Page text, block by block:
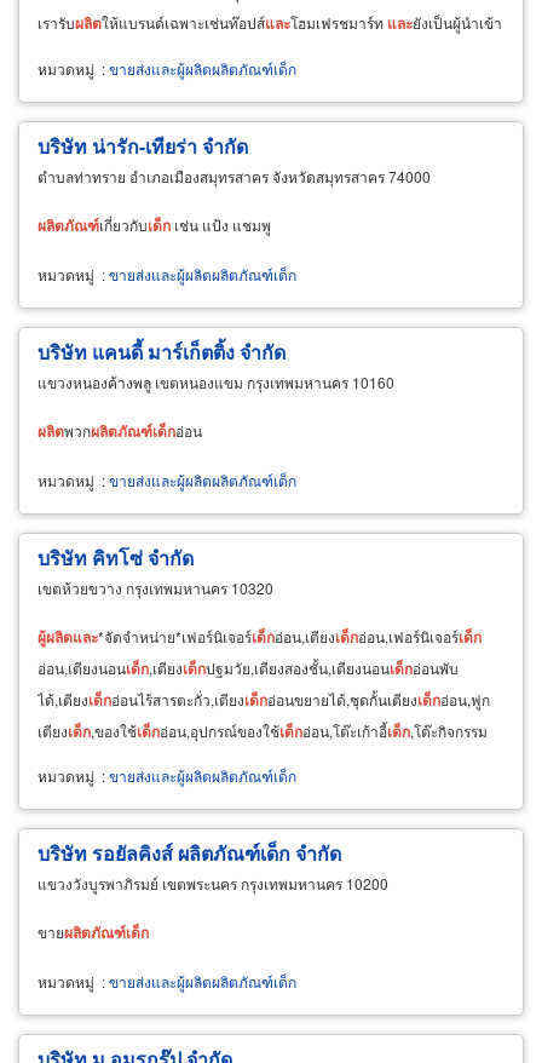
เรารับผลิตให้แบรนด์เฉพาะเช่นท๊อปส์และโฮมเฟรชมาร์ท และยังเป็นผู้นำเข้า
หมวดหมู่ :ขายส่งและผู้ผลิตผลิตภัณฑ์เด็ก
บริษัท น่ารัก-เทียร่า จำกัด
ตำบลท่าทราย อำเภอเมืองสมุทรสาคร จังหวัดสมุทรสาคร 74000
ผลิตภัณฑ์เกี่ยวกับเด็ก เช่น แป้ง แชมพู
หมวดหมู่ :ขายส่งและผู้ผลิตผลิตภัณฑ์เด็ก
บริษัท แคนดี้ มาร์เก็ตติ้ง จำกัด
แขวงหนองค้างพลู เขตหนองแขม กรุงเทพมหานคร 10160
ผลิตพวกผลิตภัณฑ์เด็กอ่อน
หมวดหมู่ :ขายส่งและผู้ผลิตผลิตภัณฑ์เด็ก
บริษัท คิทโซ่ จำกัด
เขตห้วยขวาง กรุงเทพมหานคร 10320
ผู้ผลิตและ*จัดจำหน่าย*เฟอร์นิเจอร์เด็กอ่อน,เตียงเด็กอ่อน,เฟอร์นิเจอร์เด็ก
อ่อน,เตียงนอนเด็ก,เตียงเด็กปฐมวัย,เตียงสองชั้น,เตียงนอนเด็กอ่อนพับ
ได้,เตียงเด็กอ่อนไร้สารตะกั่ว,เตียงเด็กอ่อนขยายได้,ชุดกั้นเตียงเด็กอ่อน,ฟูก
เตียงเด็ก,ของใช้เด็กอ่อน,อุปกรณ์ของใช้เด็กอ่อน,โต๊ะเก้าอี้เด็ก,โต๊ะกิจกรรม
หมวดหมู่ :ขายส่งและผู้ผลิตผลิตภัณฑ์เด็ก
บริษัท รอยัลคิงส์ ผลิตภัณฑ์เด็ก จำกัด
แขวงวังบูรพาภิรมย์ เขตพระนคร กรุงเทพมหานคร 10200
ขายผลิตภัณฑ์เด็ก
หมวดหมู่ :ขายส่งและผู้ผลิตผลิตภัณฑ์เด็ก